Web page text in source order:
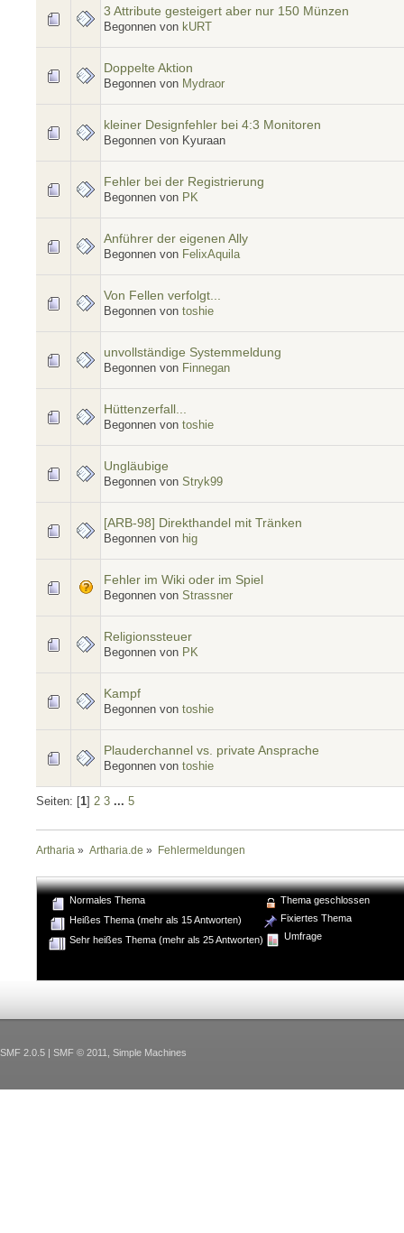
3 Attribute gesteigert aber nur 150 Münzen
Begonnen von kURT
Doppelte Aktion
Begonnen von Mydraor
kleiner Designfehler bei 4:3 Monitoren
Begonnen von Kyuraan
Fehler bei der Registrierung
Begonnen von PK
Anführer der eigenen Ally
Begonnen von FelixAquila
Von Fellen verfolgt...
Begonnen von toshie
unvollständige Systemmeldung
Begonnen von Finnegan
Hüttenzerfall...
Begonnen von toshie
Ungläubige
Begonnen von Stryk99
[ARB-98] Direkthandel mit Tränken
Begonnen von hig
Fehler im Wiki oder im Spiel
Begonnen von Strassner
Religionssteuer
Begonnen von PK
Kampf
Begonnen von toshie
Plauderchannel vs. private Ansprache
Begonnen von toshie
Seiten: [ 1 2 3 ... 5
Artharia » Artharia.de » Fehlermeldungen
Normales Thema
Heißes Thema (mehr als 15 Antworten)
Sehr heißes Thema (mehr als 25 Antworten)
Thema geschlossen
Fixiertes Thema
Umfrage
SMF 2.0.5 | SMF © 2011 Simple Machines